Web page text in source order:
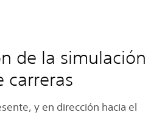
de la simulación
carreras
y en dirección hacia el